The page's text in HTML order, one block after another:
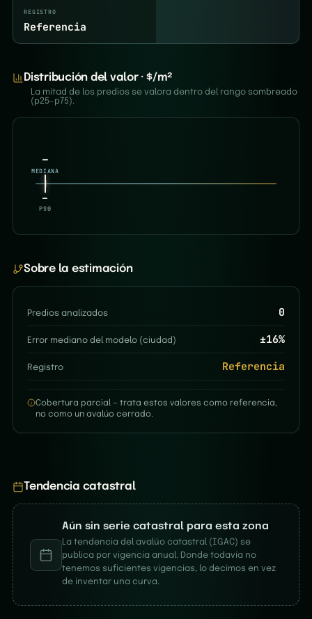
REGISTRO
Referencia
Distribución del valor · $/m²
La mitad de los predios se valora dentro del rango sombreado
(p25–p75).
—
P10
—
MEDIANA
—
P90
Sobre la estimación
Predios analizados 0
Error mediano del modelo (ciudad) ±16%
Registro Referencia
Cobertura parcial — trata estos valores como referencia,
no como un avalúo cerrado.
Tendencia catastral
Aún sin serie catastral para esta zona
La tendencia del avalúo catastral (IGAC) se
publica por vigencia anual. Donde todavía no
tenemos suficientes vigencias, lo decimos en vez
de inventar una curva.